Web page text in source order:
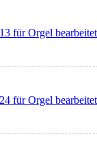
für Orgel bearbeitet
für Orgel bearbeitet